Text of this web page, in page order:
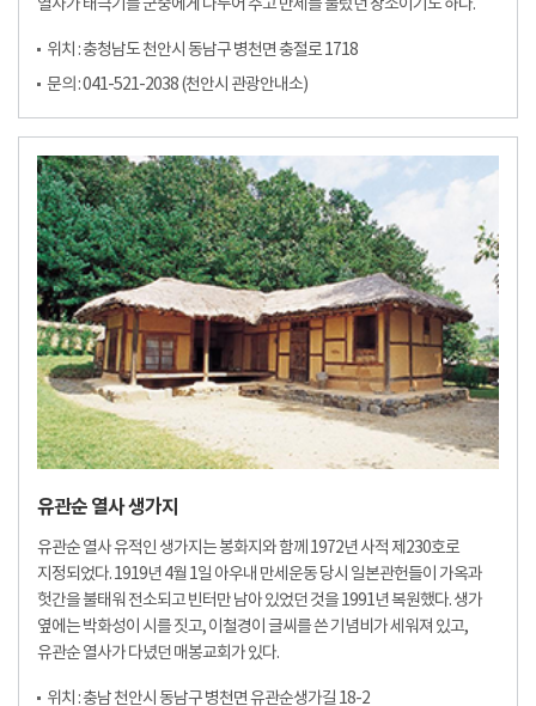
열사가 태극기를 군중에게 나누어 주고 만세를 불렀던 장소이기도 하다.
위치 : 충청남도 천안시 동남구 병천면 충절로 1718
문의 : 041-521-2038 (천안시 관광안내소)
유관순 열사 생가지
유관순 열사 유적인 생가지는 봉화지와 함께 1972년 사적 제230호로
지정되었다. 1919년 4월 1일 아우내 만세운동 당시 일본관헌들이 가옥과
헛간을 불태워 전소되고 빈터만 남아 있었던 것을 1991년 복원했다. 생가
옆에는 박화성이 시를 짓고, 이철경이 글씨를 쓴 기념비가 세워져 있고,
유관순 열사가 다녔던 매봉교회가 있다.
위치 : 충남 천안시 동남구 병천면 유관순생가길 18-2